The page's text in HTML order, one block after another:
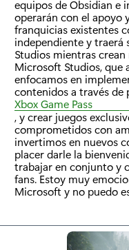
equipos de Obsidian e
operarán con el apoyo
franquicias existentes
independiente y
Studios mientras crean
Microsoft Studios, que
enfocamos en
contenidos a través
Xbox Game Pass
, y crear juegos
comprometidos con
invertimos en nuevos
placer darle la
trabajar en conjunto y
fans. Estoy muy
Microsoft y no puedo